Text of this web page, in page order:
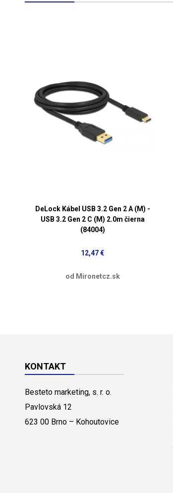
DeLock Kábel USB 3.2 Gen 2 A (M) -
USB 3.2 Gen 2 C (M) 2.0m čierna
(84004)
12,47 €
od Mironetcz.sk
KONTAKT
Besteto marketing, s. r. o.
Pavlovská 12
623 00 Brno – Kohoutovice